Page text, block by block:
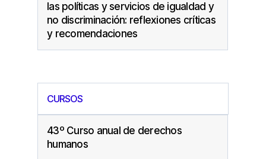
las políticas y servicios de igualdad y
no discriminación: reflexiones críticas
y recomendaciones
CURSOS
43º Curso anual de derechos
humanos